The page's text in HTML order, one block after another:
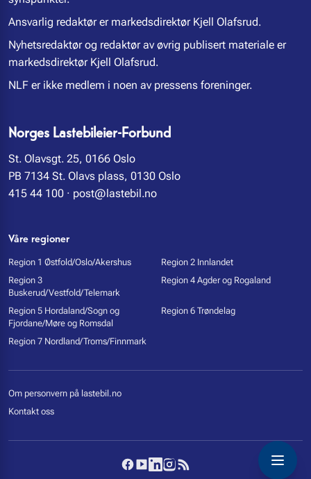
Ansvarlig redaktør er markedsdirektør Kjell Olafsrud.
Nyhetsredaktør og redaktør av øvrig publisert materiale er
markedsdirektør Kjell Olafsrud.
NLF er ikke medlem i noen av pressens foreninger.
Norges Lastebileier-Forbund
St. Olavsgt. 25, 0166 Oslo
PB 7134 St. Olavs plass, 0130 Oslo
415 44 100 · post@lastebil.no
Våre regioner
Region 1 Østfold/Oslo/Akershus
Region 2 Innlandet
Region 3
Buskerud/Vestfold/Telemark
Region 4 Agder og Rogaland
Region 5 Hordaland/Sogn og
Fjordane/Møre og Romsdal
Region 6 Trøndelag
Region 7 Nordland/Troms/Finnmark
Om personvern på lastebil.no
Kontakt oss